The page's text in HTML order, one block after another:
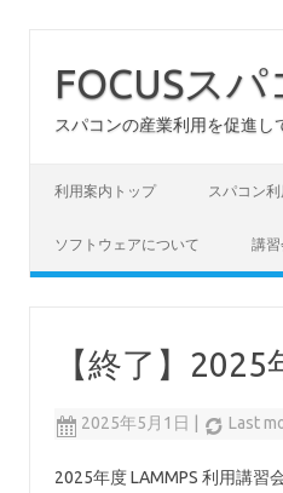
FOCUSス
スパコンの産業利用を促進し
利用案内トップ スパコン
ソフトウェアについて 講習
【終了】
2025年5月1日 Last
2025年度 LAMMPS 利用講習